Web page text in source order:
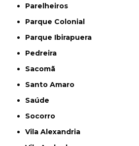
Parelheiros
Parque Colonial
Parque Ibirapuera
Pedreira
Sacomã
Santo Amaro
Saúde
Socorro
Vila Alexandria